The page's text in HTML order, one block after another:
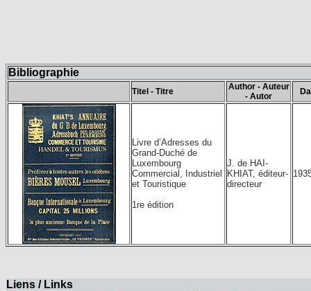
Bibliographie
Titel - Titre
Author - Auteur
- Autor
Livre d’Adresses du
Grand-Duché de
Luxembourg
Commercial, Industriel
et Touristique
1re édition
J. de HAI-
KHIAT, éditeur-
directeur
Liens / Links